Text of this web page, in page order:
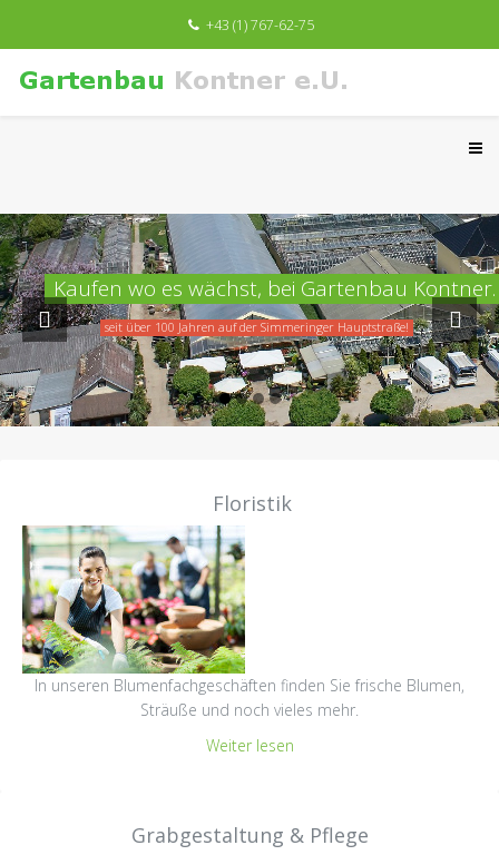
+43 (1) 767-62-75
Kaufen wo es wächst, bei Gartenbau Kontner.
seit über 100 Jahren auf der Simmeringer Hauptstraße!
Floristik
In unseren Blumenfachgeschäften finden Sie frische Blumen,
Sträuße und noch vieles mehr.
Weiter lesen
Grabgestaltung & Pflege